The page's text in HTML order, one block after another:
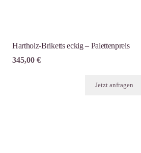
Hartholz-Briketts eckig – Palettenpreis
345,00 €
Jetzt anfragen